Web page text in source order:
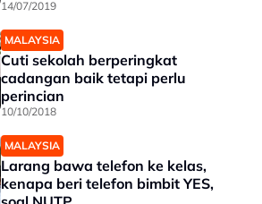
14/07/2019
MALAYSIA
Cuti sekolah berperingkat
cadangan baik tetapi perlu
perincian
10/10/2018
MALAYSIA
Larang bawa telefon ke kelas,
kenapa beri telefon bimbit YES,